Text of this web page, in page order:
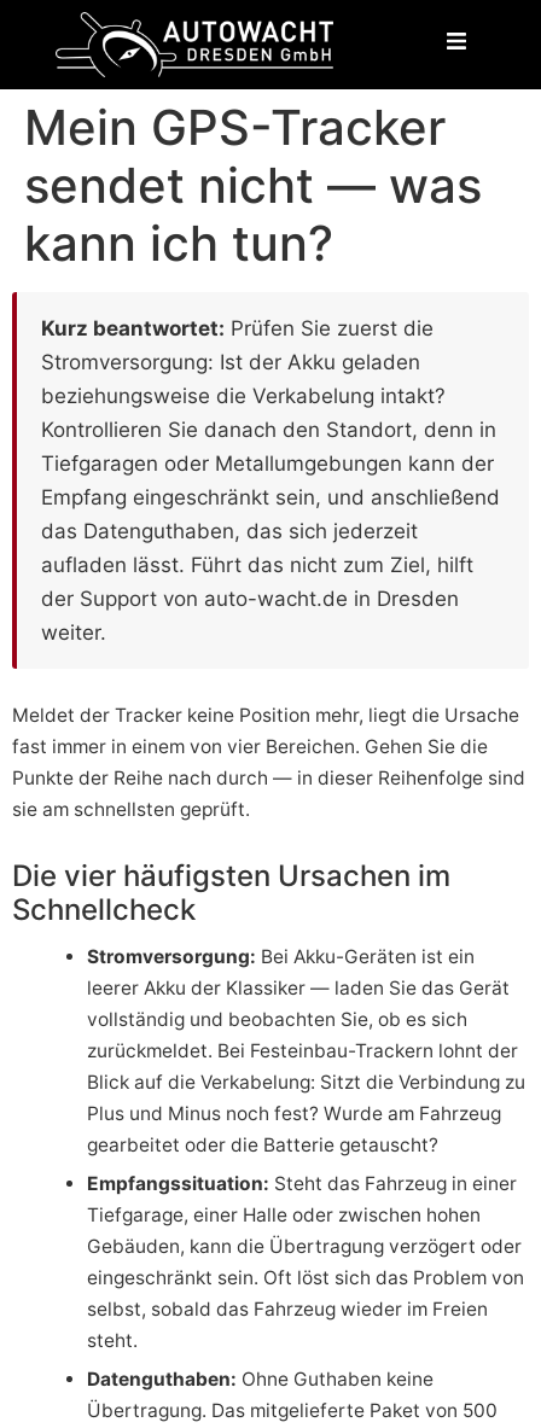
Mein GPS-Tracker
sendet nicht — was
kann ich tun?
Kurz beantwortet: Prüfen Sie zuerst die
Stromversorgung: Ist der Akku geladen
beziehungsweise die Verkabelung intakt?
Kontrollieren Sie danach den Standort, denn in
Tiefgaragen oder Metallumgebungen kann der
Empfang eingeschränkt sein, und anschließend
das Datenguthaben, das sich jederzeit
aufladen lässt. Führt das nicht zum Ziel, hilft
der Support von auto-wacht.de in Dresden
weiter.
Meldet der Tracker keine Position mehr, liegt die Ursache
fast immer in einem von vier Bereichen. Gehen Sie die
Punkte der Reihe nach durch — in dieser Reihenfolge sind
sie am schnellsten geprüft.
Die vier häufigsten Ursachen im
Schnellcheck
Stromversorgung: Bei Akku-Geräten ist ein
leerer Akku der Klassiker — laden Sie das Gerät
vollständig und beobachten Sie, ob es sich
zurückmeldet. Bei Festeinbau-Trackern lohnt der
Blick auf die Verkabelung: Sitzt die Verbindung zu
Plus und Minus noch fest? Wurde am Fahrzeug
gearbeitet oder die Batterie getauscht?
Empfangssituation: Steht das Fahrzeug in einer
Tiefgarage, einer Halle oder zwischen hohen
Gebäuden, kann die Übertragung verzögert oder
eingeschränkt sein. Oft löst sich das Problem von
selbst, sobald das Fahrzeug wieder im Freien
steht.
Datenguthaben: Ohne Guthaben keine
Übertragung. Das mitgelieferte Paket von 500